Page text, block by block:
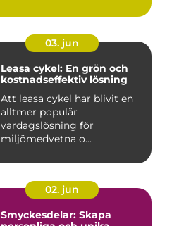
03. jun
Leasa cykel: En grön och
kostnadseffektiv lösning
Att leasa cykel har blivit en
alltmer populär
vardagslösning för
miljömedvetna o...
02. jun
Smyckesdelar: Skapa